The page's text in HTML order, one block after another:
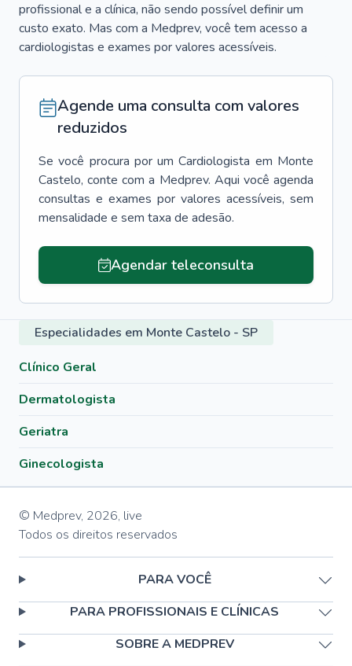
profissional e a clínica, não sendo possível definir um
custo exato. Mas com a Medprev, você tem acesso a
cardiologistas e exames por valores acessíveis.
Agende uma consulta com valores
reduzidos
Se você procura por um Cardiologista em Monte
Castelo, conte com a Medprev. Aqui você agenda
consultas e exames por valores acessíveis, sem
mensalidade e sem taxa de adesão.
Agendar teleconsulta
Especialidades em Monte Castelo - SP
Clínico Geral
Dermatologista
Geriatra
Ginecologista
© Medprev, 2026, live
Todos os direitos reservados
PARA VOCÊ
PARA PROFISSIONAIS E CLÍNICAS
SOBRE A MEDPREV